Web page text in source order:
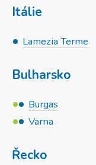
Itálie
Lamezia Terme
Bulharsko
Burgas
Varna
Řecko